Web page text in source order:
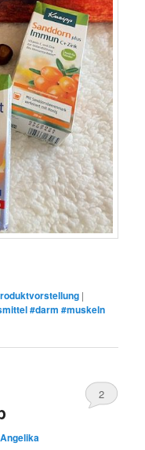
|
#darm #muskeln
Angelika
2